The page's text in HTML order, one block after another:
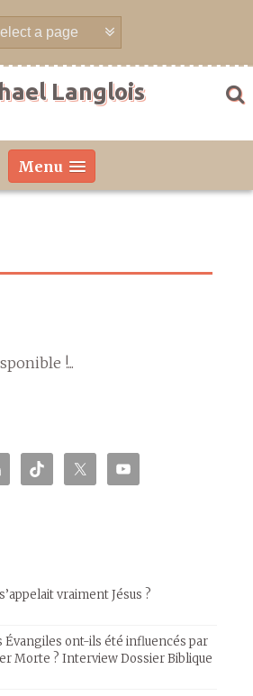
Langlois
Menu
!...
vraiment Jésus ?
Évangiles ont-ils été influencés par
Morte ? Interview Dossier Biblique